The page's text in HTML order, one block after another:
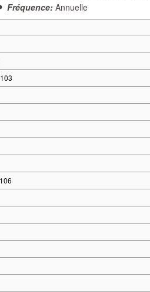
Fréquence: Annuelle